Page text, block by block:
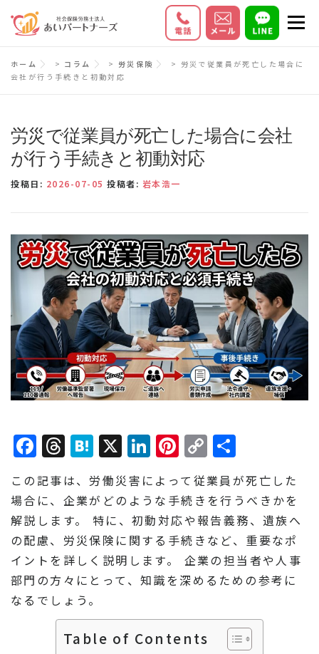
ン
ス
キ
ッ
プ
メニ
初めての方へ サービス内容 料金
ホーム > コラム > 労災保険 > 労災で従業員が死亡した場合に
会社が行う手続きと初動対応
労災で従業員が死亡した場合に会社
が行う手続きと初動対応
投稿日: 2026-07-05 投稿者: 岩本浩一
Facebook
Threads
Hatena
X LinkedIn
Pinterest
Copy
Link
有
この記事は、労働災害によって従業員が死亡した
場合に、企業がどのような手続きを行うべきかを
解説します。 特に、初動対応や報告義務、遺族へ
の配慮、労災保険に関する手続きなど、重要なポ
イントを詳しく説明します。 企業の担当者や人事
部門の方々にとって、知識を深めるための参考に
なるでしょう。
Table of Contents